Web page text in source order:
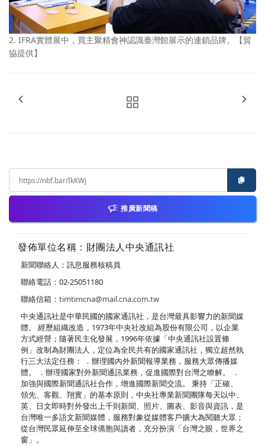
2. IFRA實體展中，買主聚精會神認識臺灣館展示的連鎖品牌。【貿
協提供】
推廣新聞稿
發佈單位名稱：財團法人中央通訊社
新聞聯絡人：訊息服務核稿員
聯絡電話：02-25051180
聯絡信箱： timtimcna@mail.cna.com.tw
中央通訊社是中華民國的國家通訊社，是台灣最具影響力的新聞媒
體。 經歷組織改造，1973年中央社改組為股份有限公司，以企業
方式經營；隨著民主化發展，1996年依據「中央通訊社設置條
例」改制為財團法人，定位為全民共有的國家通訊社，獨立超然執
行三大法定任務： ．辦理國內外新聞報導業務，服務大眾傳播媒
體。 ．辦理國家對外新聞通訊業務，促進國際對台灣之瞭解。 ．
加強與國際新聞通訊社合作，增進國際新聞交流。 秉持「正確、
領先、客觀、翔實」的基本原則，中央社專業新聞團隊每天以中、
英、日文即時對外發出上千則新聞、照片、圖表、影音與資訊，是
台灣唯一多語文新聞媒體，服務對象從媒體客戶擴大為閱聽大眾；
從台灣民眾延伸至全球僑胞與讀者，充分扮演「台灣之眼，世界之
窗」。